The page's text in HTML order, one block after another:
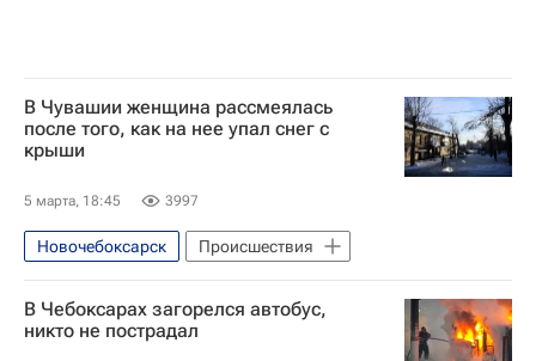
В Чувашии женщина рассмеялась
после того, как на нее упал снег с
крыши
5 марта, 18:45 3997
Новочебоксарск Происшествия
В Чебоксарах загорелся автобус,
никто не пострадал